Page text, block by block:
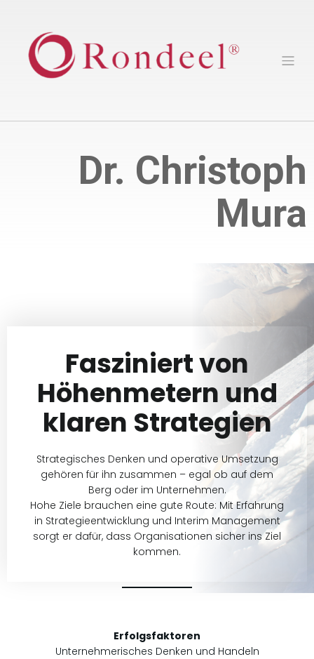
Dr. Christoph
Mura
Fasziniert von
Höhenmetern und
klaren Strategien
Strategisches Denken und operative Umsetzung
gehören für ihn zusammen – egal ob auf dem
Berg oder im Unternehmen.
Hohe Ziele brauchen eine gute Route: Mit Erfahrung
in Strategieentwicklung und Interim Management
sorgt er dafür, dass Organisationen sicher ins Ziel
kommen.
Erfolgsfaktoren
Unternehmerisches Denken und Handeln